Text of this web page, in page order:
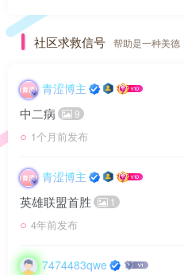
社区求救信号 帮助是一种美德
青涩博主
中二病 9
1个月前发布
青涩博主
英雄联盟首胜 1
4年前发布
7474483qwe